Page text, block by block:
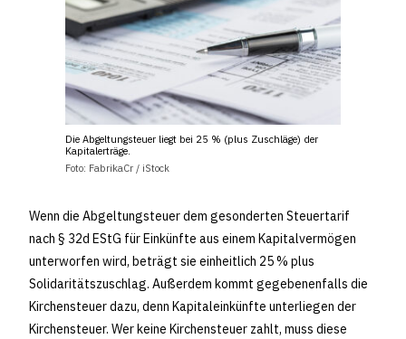
Die Abgeltungsteuer liegt bei 25 % (plus Zuschläge) der
Kapitalerträge.
Foto: FabrikaCr / iStock
Wenn die Abgeltungsteuer dem gesonderten Steuertarif
nach § 32d EStG für Einkünfte aus einem Kapitalvermögen
unterworfen wird, beträgt sie einheitlich 25 % plus
Solidaritätszuschlag. Außerdem kommt gegebenenfalls die
Kirchensteuer dazu, denn Kapitaleinkünfte unterliegen der
Kirchensteuer. Wer keine Kirchensteuer zahlt, muss diese